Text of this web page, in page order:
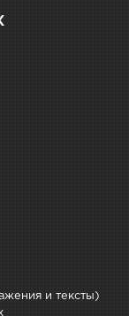
и тексты)